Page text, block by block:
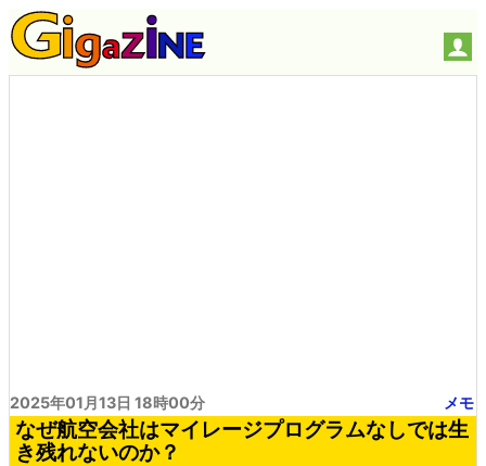
2025年01月13日 18時00分 メモ
なぜ航空会社はマイレージプログラムなしでは生
き残れないのか？